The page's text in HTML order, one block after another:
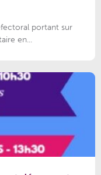
portant sur
en...